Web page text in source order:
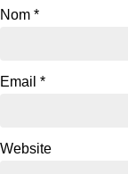
Nom *
Email *
Website